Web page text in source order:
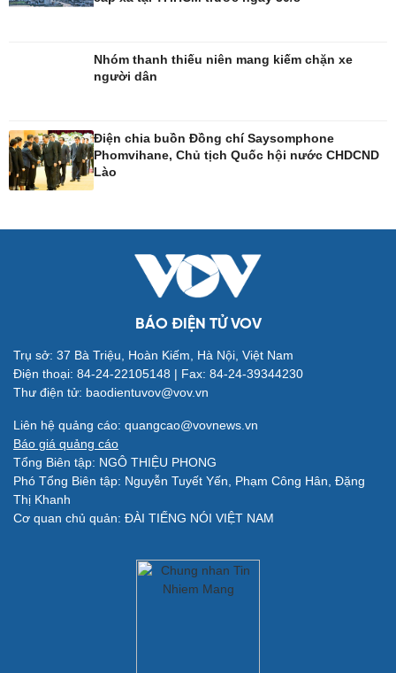
Thời trang
Săn Tour
Vũ khí
Việt Nam
Phân tích
Nhóm thanh thiếu niên mang kiếm chặn xe
người dân
Điện chia buồn Đồng chí Saysomphone
Phomvihane, Chủ tịch Quốc hội nước CHDCND
Lào
BÁO ĐIỆN TỬ VOV
Trụ sở: 37 Bà Triệu, Hoàn Kiếm, Hà Nội, Việt Nam
Điện thoại: 84-24-22105148 | Fax: 84-24-39344230
Thư điện tử: baodientuvov@vov.vn
Liên hệ quảng cáo: quangcao@vovnews.vn
Báo giá quảng cáo
Tổng Biên tập: NGÔ THIỆU PHONG
Phó Tổng Biên tập: Nguyễn Tuyết Yến, Phạm Công Hân, Đặng
Thị Khanh
Cơ quan chủ quản: ĐÀI TIẾNG NÓI VIỆT NAM